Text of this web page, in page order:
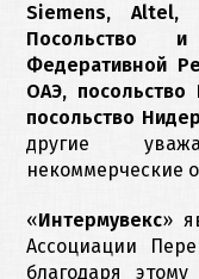
Siemens, Altel,
Посольство и
Федеративной
ОАЭ, посольство
посольство
другие
некоммерческие
«Интермувекс»
Ассоциации
благодаря